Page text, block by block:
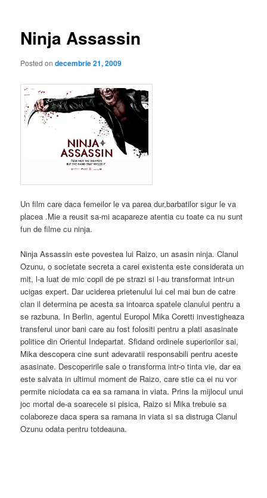
Ninja Assassin
Posted ondecembrie 21, 2009
Un film care daca femeilor le va parea dur,barbatilor sigur le va
placea .Mie a reusit sa-mi acapareze atentia cu toate ca nu sunt
fun de filme cu ninja.
Ninja Assassin este povestea lui Raizo, un asasin ninja. Clanul
Ozunu, o societate secreta a carei existenta este considerata un
mit, l-a luat de mic copil de pe strazi si l-au transformat intr-un
ucigas expert. Dar uciderea prietenului lui cel mai bun de catre
clan il determina pe acesta sa intoarca spatele clanului pentru a
se razbuna. In Berlin, agentul Europol Mika Coretti investigheaza
transferul unor bani care au fost folositi pentru a plati asasinate
politice din Orientul Indepartat. Sfidand ordinele superiorilor sai,
Mika descopera cine sunt adevaratii responsabili pentru aceste
asasinate. Descoperirile sale o transforma intr-o tinta vie, dar ea
este salvata in ultimul moment de Raizo, care stie ca ei nu vor
permite niciodata ca ea sa ramana in viata. Prins la mijlocul unui
joc mortal de-a soarecele si pisica, Raizo si Mika trebuie sa
colaboreze daca spera sa ramana in viata si sa distruga Clanul
Ozunu odata pentru totdeauna.